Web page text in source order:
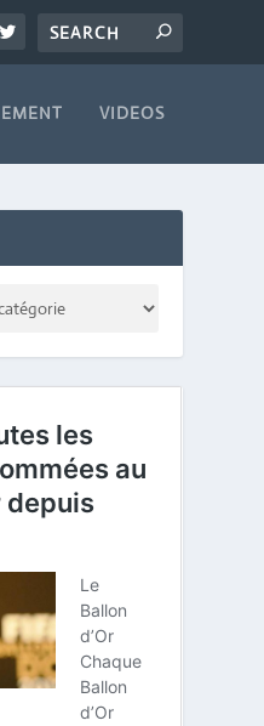
VIDEOS